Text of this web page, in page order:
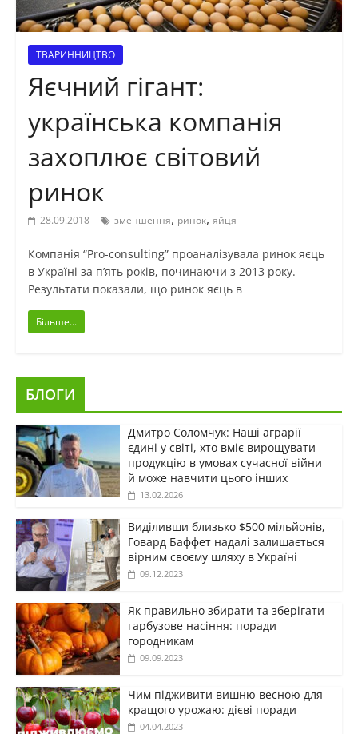
ТВАРИННИЦТВО
Яєчний гігант:
українська компанія
захоплює світовий
ринок
28.09.2018 зменшення, ринок, яйця
Компанія “Рro-consulting” проаналізувала ринок яєць
в Україні за п’ять років, починаючи з 2013 року.
Результати показали, що ринок яєць в
Більше...
БЛОГИ
Дмитро Соломчук: Наші аграрії
єдині у світі, хто вміє вирощувати
продукцію в умовах сучасної війни
й може навчити цього інших
13.02.2026
Виділивши близько $500 мільйонів,
Говард Баффет надалі залишається
вірним своєму шляху в Україні
09.12.2023
Як правильно збирати та зберігати
гарбузове насіння: поради
городникам
09.09.2023
Чим підживити вишню весною для
кращого урожаю: дієві поради
04.04.2023